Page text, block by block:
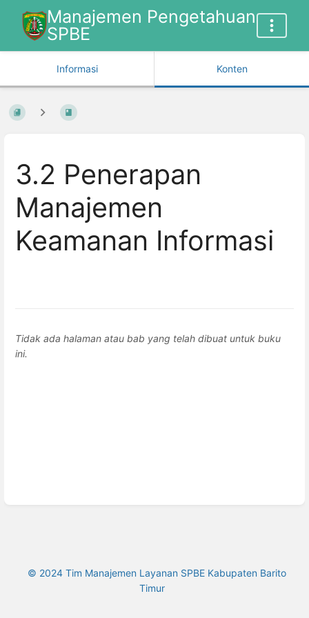
Manajemen Pengetahuan
SPBE
Informasi Konten
3.2 Penerapan
Manajemen
Keamanan Informasi
Tidak ada halaman atau bab yang telah dibuat untuk buku
ini.
© 2024 Tim Manajemen Layanan SPBE Kabupaten Barito
Timur